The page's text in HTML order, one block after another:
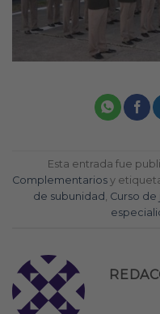
Esta entrada fue
Complementarios y
de subunidad , Curso